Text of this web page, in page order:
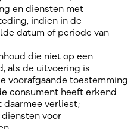
en diensten met
indien in de
datum of periode van
die niet op een
als de uitvoering is
voorafgaande toestemming
consument heeft erkend
verliest;
diensten voor